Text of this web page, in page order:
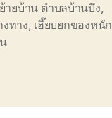
ายบ้าน ตำบลบ้านบึง,
ทาง, เฮี๊ยบยกของหนัก